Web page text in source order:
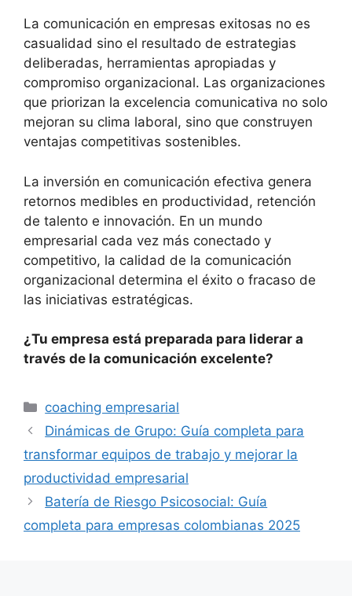
La comunicación en empresas exitosas no es
casualidad sino el resultado de estrategias
deliberadas, herramientas apropiadas y
compromiso organizacional. Las organizaciones
que priorizan la excelencia comunicativa no solo
mejoran su clima laboral, sino que construyen
ventajas competitivas sostenibles.
La inversión en comunicación efectiva genera
retornos medibles en productividad, retención
de talento e innovación. En un mundo
empresarial cada vez más conectado y
competitivo, la calidad de la comunicación
organizacional determina el éxito o fracaso de
las iniciativas estratégicas.
¿Tu empresa está preparada para liderar a
través de la comunicación excelente?
coaching empresarial
Dinámicas de Grupo: Guía completa para
transformar equipos de trabajo y mejorar la
productividad empresarial
Batería de Riesgo Psicosocial: Guía
completa para empresas colombianas 2025